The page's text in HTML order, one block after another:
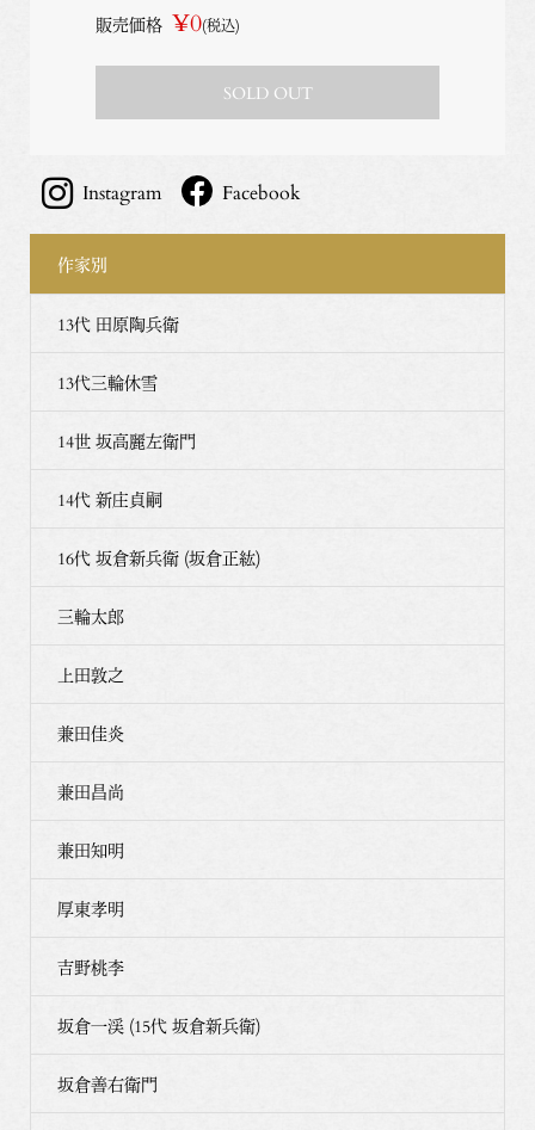
販売価格 ¥0(税込)
SOLD OUT
Instagram Facebook
作家別
13代 田原陶兵衛
13代三輪休雪
14世 坂高麗左衛門
14代 新庄貞嗣
16代 坂倉新兵衛 (坂倉正紘)
三輪太郎
上田敦之
兼田佳炎
兼田昌尚
兼田知明
厚東孝明
吉野桃李
坂倉一渓 (15代 坂倉新兵衛)
坂倉善右衛門